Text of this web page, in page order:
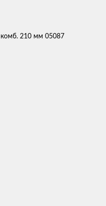
комб. 210 мм 05087